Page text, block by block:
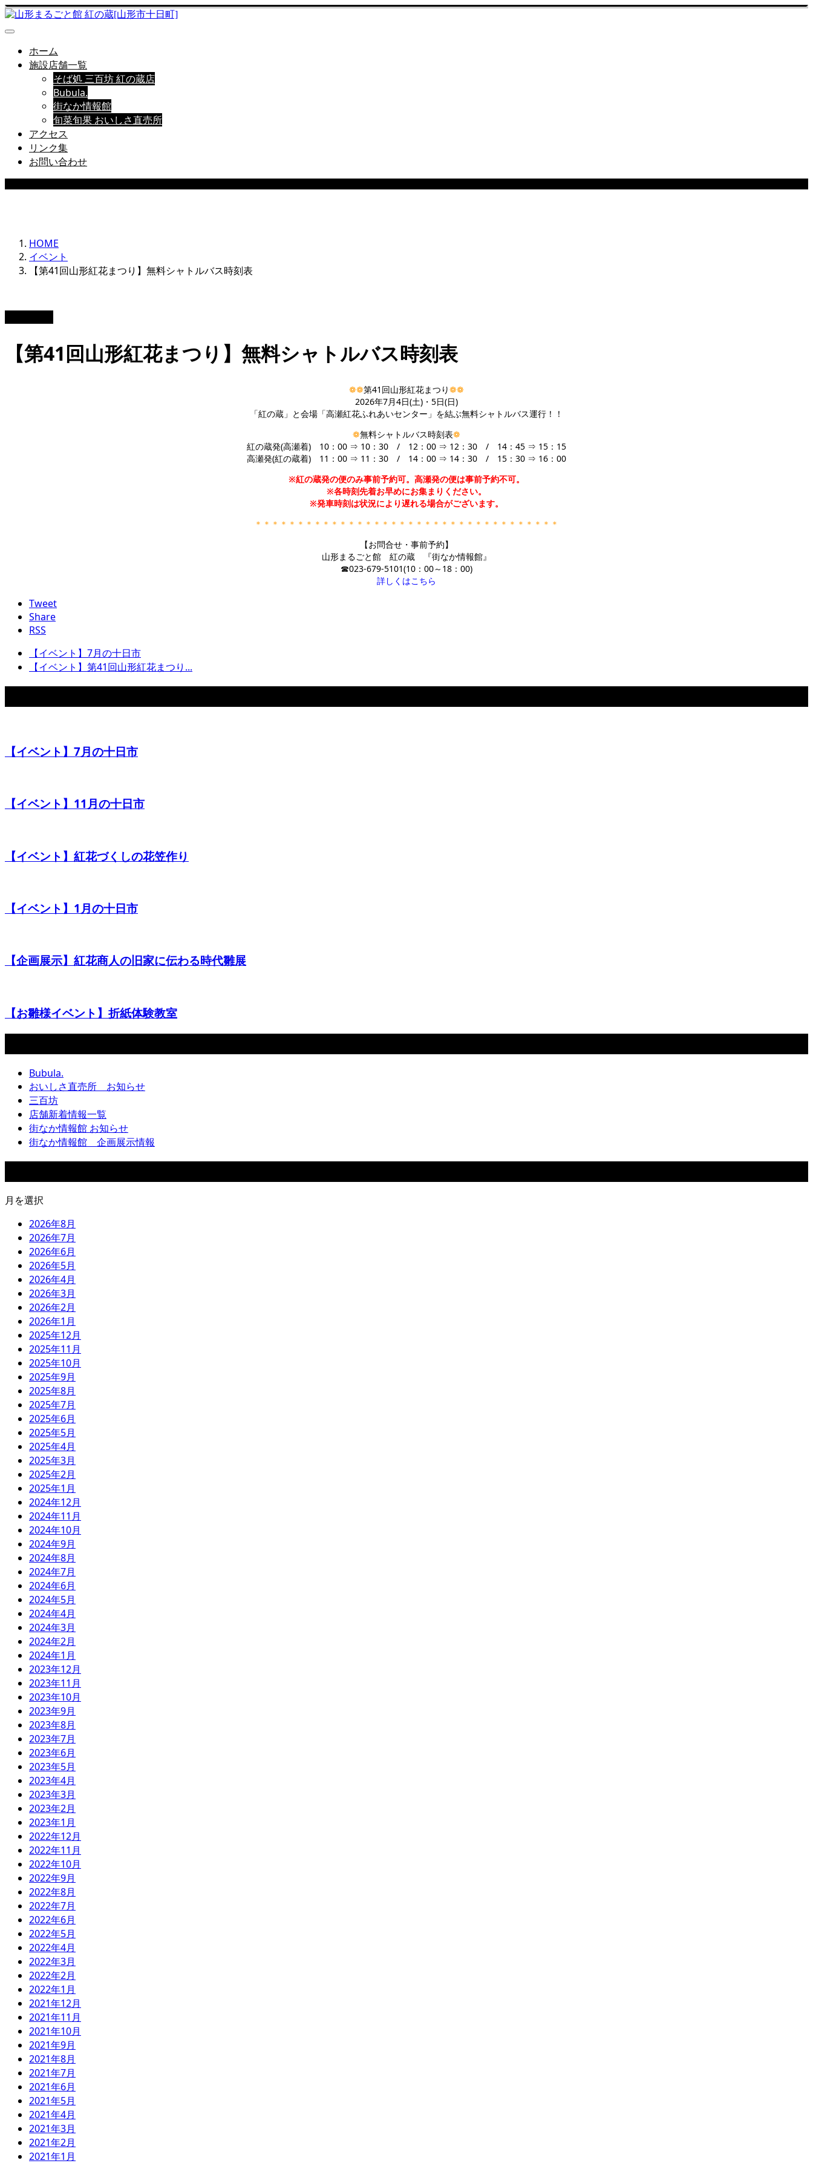
ホーム
施設店舗一覧
そば処 三百坊 紅の蔵店
Bubula.
街なか情報館
旬菜旬果 おいしさ直売所
アクセス
リンク集
お問い合わせ
HOME
イベント
【第41回山形紅花まつり】無料シャトルバス時刻表
【第41回山形紅花まつり】無料シャトルバス時刻表
❁❁第41回山形紅花まつり❁❁
2026年7月4日(土)・5日(日)
「紅の蔵」と会場「高瀬紅花ふれあいセンター」を結ぶ無料シャトルバス運行！！
❁無料シャトルバス時刻表❁
紅の蔵発(高瀬着) 10：00 ⇒ 10：30 / 12：00 ⇒ 12：30 / 14：45 ⇒ 15：15
高瀬発(紅の蔵着) 11：00 ⇒ 11：30 / 14：00 ⇒ 14：30 / 15：30 ⇒ 16：00
※紅の蔵発の便のみ事前予約可。高瀬発の便は事前予約不可。
※各時刻先着お早めにお集まりください。
※発車時刻は状況により遅れる場合がございます。
＊＊＊＊＊＊＊＊＊＊＊＊＊＊＊＊＊＊＊＊＊＊＊＊＊＊＊＊＊＊＊＊＊＊＊＊
【お問合せ・事前予約】
山形まるごと館 紅の蔵 『街なか情報館』
☎023-679-5101(10：00～18：00)
詳しくはこちら
Tweet
Share
RSS
【イベント】7月の十日市
【イベント】第41回山形紅花まつり...
【イベント】7月の十日市
【イベント】11月の十日市
【イベント】紅花づくしの花笠作り
【イベント】1月の十日市
【企画展示】紅花商人の旧家に伝わる時代雛展
【お雛様イベント】折紙体験教室
Bubula.
おいしさ直売所 お知らせ
三百坊
店舗新着情報一覧
街なか情報館 お知らせ
街なか情報館 企画展示情報
月を選択
2026年8月
2026年7月
2026年6月
2026年5月
2026年4月
2026年3月
2026年2月
2026年1月
2025年12月
2025年11月
2025年10月
2025年9月
2025年8月
2025年7月
2025年6月
2025年5月
2025年4月
2025年3月
2025年2月
2025年1月
2024年12月
2024年11月
2024年10月
2024年9月
2024年8月
2024年7月
2024年6月
2024年5月
2024年4月
2024年3月
2024年2月
2024年1月
2023年12月
2023年11月
2023年10月
2023年9月
2023年8月
2023年7月
2023年6月
2023年5月
2023年4月
2023年3月
2023年2月
2023年1月
2022年12月
2022年11月
2022年10月
2022年9月
2022年8月
2022年7月
2022年6月
2022年5月
2022年4月
2022年3月
2022年2月
2022年1月
2021年12月
2021年11月
2021年10月
2021年9月
2021年8月
2021年7月
2021年6月
2021年5月
2021年4月
2021年3月
2021年2月
2021年1月